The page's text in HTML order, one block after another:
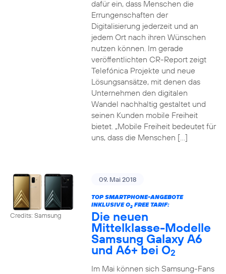
dafür ein, dass Menschen die
Errungenschaften der
Digitalisierung jederzeit und an
jedem Ort nach ihren Wünschen
nutzen können. Im gerade
veröffentlichten CR-Report zeigt
Telefónica Projekte und neue
Lösungsansätze, mit denen das
Unternehmen den digitalen
Wandel nachhaltig gestaltet und
seinen Kunden mobile Freiheit
bietet. „Mobile Freiheit bedeutet für
uns, dass die Menschen […]
Credits: Samsung
09. Mai 2018
TOP SMARTPHONE-ANGEBOTE
INKLUSIVE O2FREE TARIF:
Die neuen
Mittelklasse-Modelle
Samsung Galaxy A6
und A6+ bei O2
Im Mai können sich Samsung-Fans